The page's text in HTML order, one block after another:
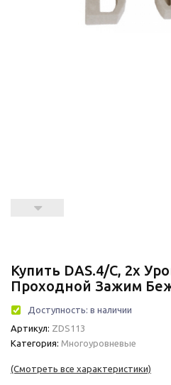
Купить DAS.4/C, 2х
Проходной Зажим
Доступность: в наличии
Артикул: ZDS113
Категория: Многоуровневые
(Смотреть все характеристики)